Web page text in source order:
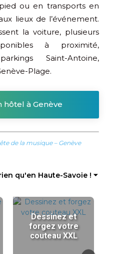
ou en transports en
lieux de l’événement.
la voiture, plusieurs
à proximité,
Saint-Antoine,
Plage.
hôtel à Genève
de la musique – Genève
qu'en Haute-Savoie ! ⏷
Dessinez et
forgez votre
couteau XXL